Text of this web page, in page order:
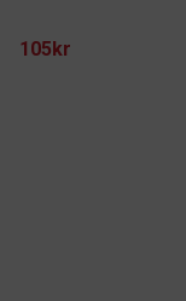
105kr